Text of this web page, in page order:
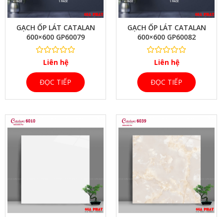
GẠCH ỐP LÁT CATALAN
600×600 GP60079
Liên hệ
ĐỌC TIẾP
XEM NHANH
GẠCH ỐP LÁT CATALAN
600×600 GP60082
Liên hệ
ĐỌC TIẾP
XEM NHANH